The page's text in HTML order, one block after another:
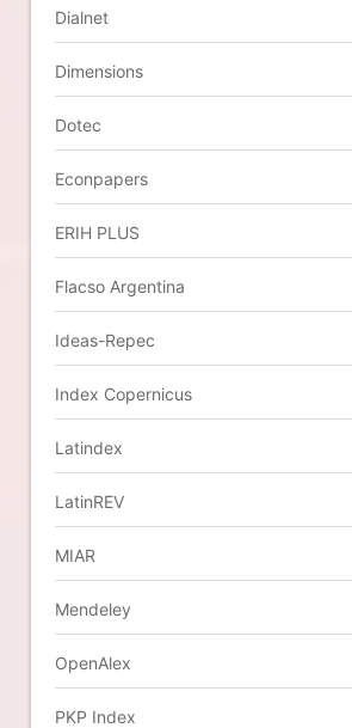
Dialnet
Dimensions
Dotec
Econpapers
ERIH PLUS
Flacso Argentina
Ideas-Repec
Index Copernicus
Latindex
LatinREV
MIAR
Mendeley
OpenAlex
PKP Index